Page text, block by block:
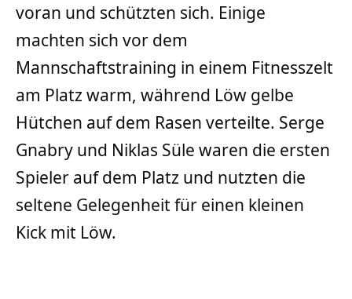
voran und schützten sich. Einige
machten sich vor dem
Mannschaftstraining in einem Fitnesszelt
am Platz warm, während Löw gelbe
Hütchen auf dem Rasen verteilte. Serge
Gnabry und Niklas Süle waren die ersten
Spieler auf dem Platz und nutzten die
seltene Gelegenheit für einen kleinen
Kick mit Löw.